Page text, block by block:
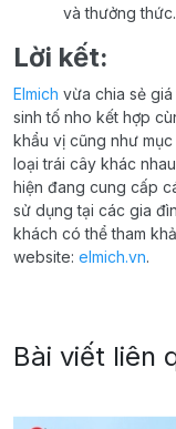
và thưởng thức.
Lời kết:
Elmich vừa chia sẻ
sinh tố nho kết hợp
khẩu vị cũng như
loại trái cây khác
hiện đang cung cấp
sử dụng tại các gia
khách có thể tham
website: elmich.vn.
Bài viết liên